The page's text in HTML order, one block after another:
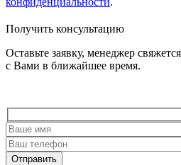
Получить консультацию
Оставьте заявку, менеджер свяжется
с Вами в ближайшее время.
Отправить